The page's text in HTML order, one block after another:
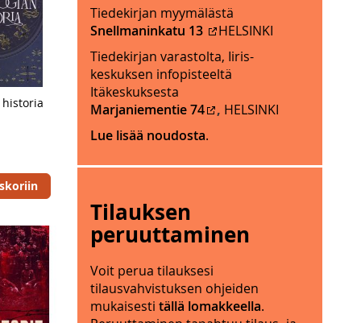
a
2
0
2
5
.
y
l
ä
s
i
j
a
i
t
e
t
y
i
s
ä
v
n
.
M
y
Tiedekirjan myymälästä
Snellmaninkatu 13
HELSINKI
Tiedekirjan varastolta, Iiris-
keskuksen infopisteeltä
Itäkeskuksesta
Marjaniementie 74
, HELSINKI
Lue lisää noudosta.
Tilauksen
peruuttaminen
Voit perua tilauksesi
tilausvahvistuksen ohjeiden
mukaisesti tällä lomakkeella.